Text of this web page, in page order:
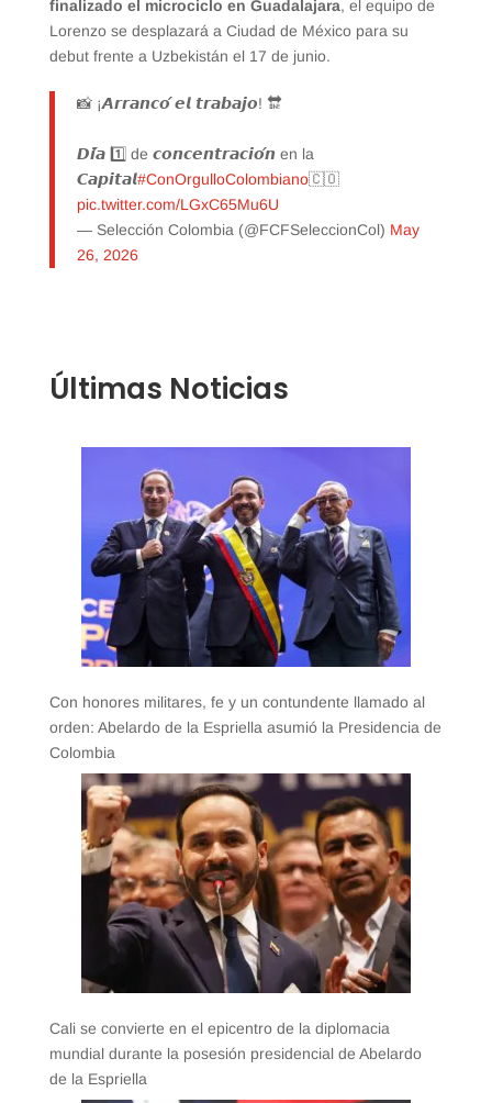
finalizado el microciclo en Guadalajara, el equipo de
Lorenzo se desplazará a Ciudad de México para su
debut frente a Uzbekistán el 17 de junio.
📸 ¡𝘼𝙧𝙧𝙖𝙣𝙘𝙤́ 𝙚𝙡 𝙩𝙧𝙖𝙗𝙖𝙟𝙤! 🔛
𝘿𝙞́𝙖 1️⃣ de 𝙘𝙤𝙣𝙘𝙚𝙣𝙩𝙧𝙖𝙘𝙞𝙤́𝙣 en la
𝘾𝙖𝙥𝙞𝙩𝙖𝙡#ConOrgulloColombiano🇨🇴
pic.twitter.com/LGxC65Mu6U
— Selección Colombia (@FCFSeleccionCol) May
26, 2026
Últimas Noticias
Con honores militares, fe y un contundente llamado al
orden: Abelardo de la Espriella asumió la Presidencia de
Colombia
Cali se convierte en el epicentro de la diplomacia
mundial durante la posesión presidencial de Abelardo
de la Espriella